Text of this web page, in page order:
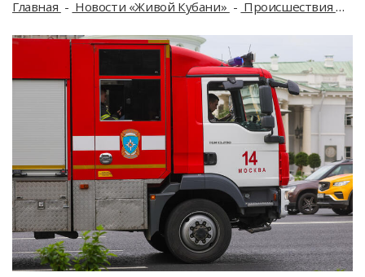
Главная Новости «Живой Кубани» Происшествия